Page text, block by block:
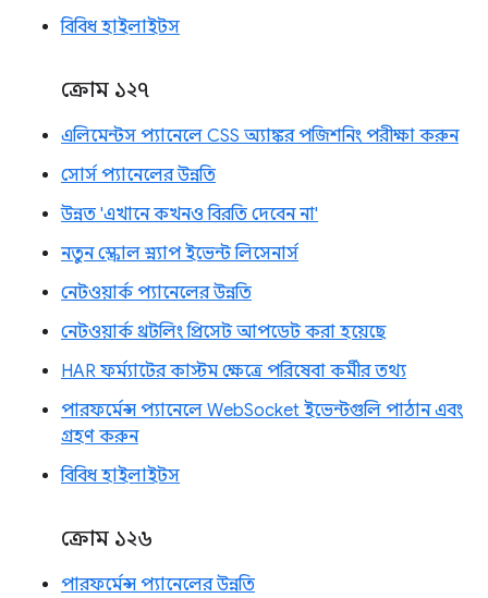
বিবিধ হাইলাইটস
ক্রোম ১২৭
এলিমেন্টস প্যানেলে CSS অ্যাঙ্কর পজিশনিং পরীক্ষা করুন
সোর্স প্যানেলের উন্নতি
উন্নত 'এখানে কখনও বিরতি দেবেন না'
নতুন স্ক্রোল স্ন্যাপ ইভেন্ট লিসেনার্স
নেটওয়ার্ক প্যানেলের উন্নতি
নেটওয়ার্ক থ্রটলিং প্রিসেট আপডেট করা হয়েছে
HAR ফর্ম্যাটের কাস্টম ক্ষেত্রে পরিষেবা কর্মীর তথ্য
পারফর্মেন্স প্যানেলে WebSocket ইভেন্টগুলি পাঠান এবং
গ্রহণ করুন
বিবিধ হাইলাইটস
ক্রোম ১২৬
পারফর্মেন্স প্যানেলের উন্নতি